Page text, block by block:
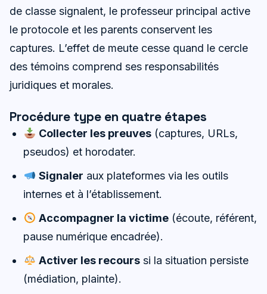
de classe signalent, le professeur principal active
le protocole et les parents conservent les
captures. L’effet de meute cesse quand le cercle
des témoins comprend ses responsabilités
juridiques et morales.
Procédure type en quatre étapes
Collecter les preuves(captures, URLs,
pseudos) et horodater.
Signaler aux plateformes via les outils
internes et à l’établissement.
Accompagner la victime(écoute, référent,
pause numérique encadrée).
Activer les recourssi la situation persiste
(médiation, plainte).